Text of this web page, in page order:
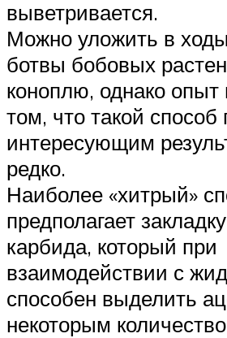
выветривается.
Можно уложить в
ботвы бобовых
коноплю, однако опыт
том, что такой способ
интересующим
редко.
Наиболее «хитрый»
предполагает
карбида, который при
взаимодействии с
способен выделить
некоторым